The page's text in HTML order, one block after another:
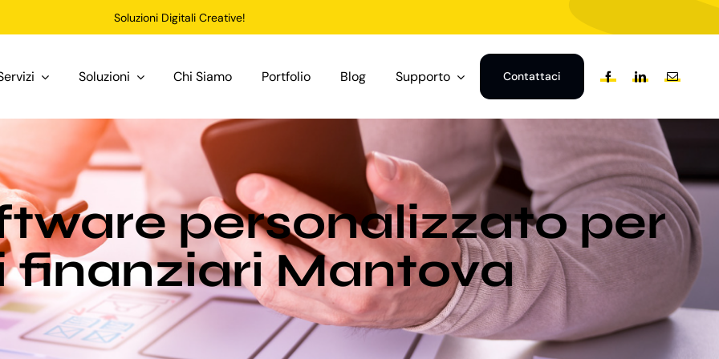
Soluzioni Digitali Creative!
Soluzioni Chi Siamo Portfolio Blog Supporto Contattaci
personalizzato per
finanziari Mantova